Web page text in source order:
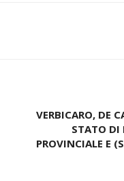
VERBICARO, DE
STATO DI
PROVINCIALE E